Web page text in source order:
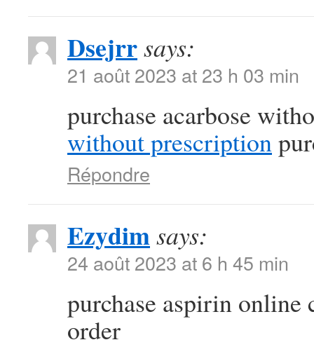
Dsejrrsays:
21 août 2023 at 23 h 03 min
purchase acarbose
without prescription
Répondre
Ezydimsays:
24 août 2023 at 6 h 45 min
purchase aspirin online
order